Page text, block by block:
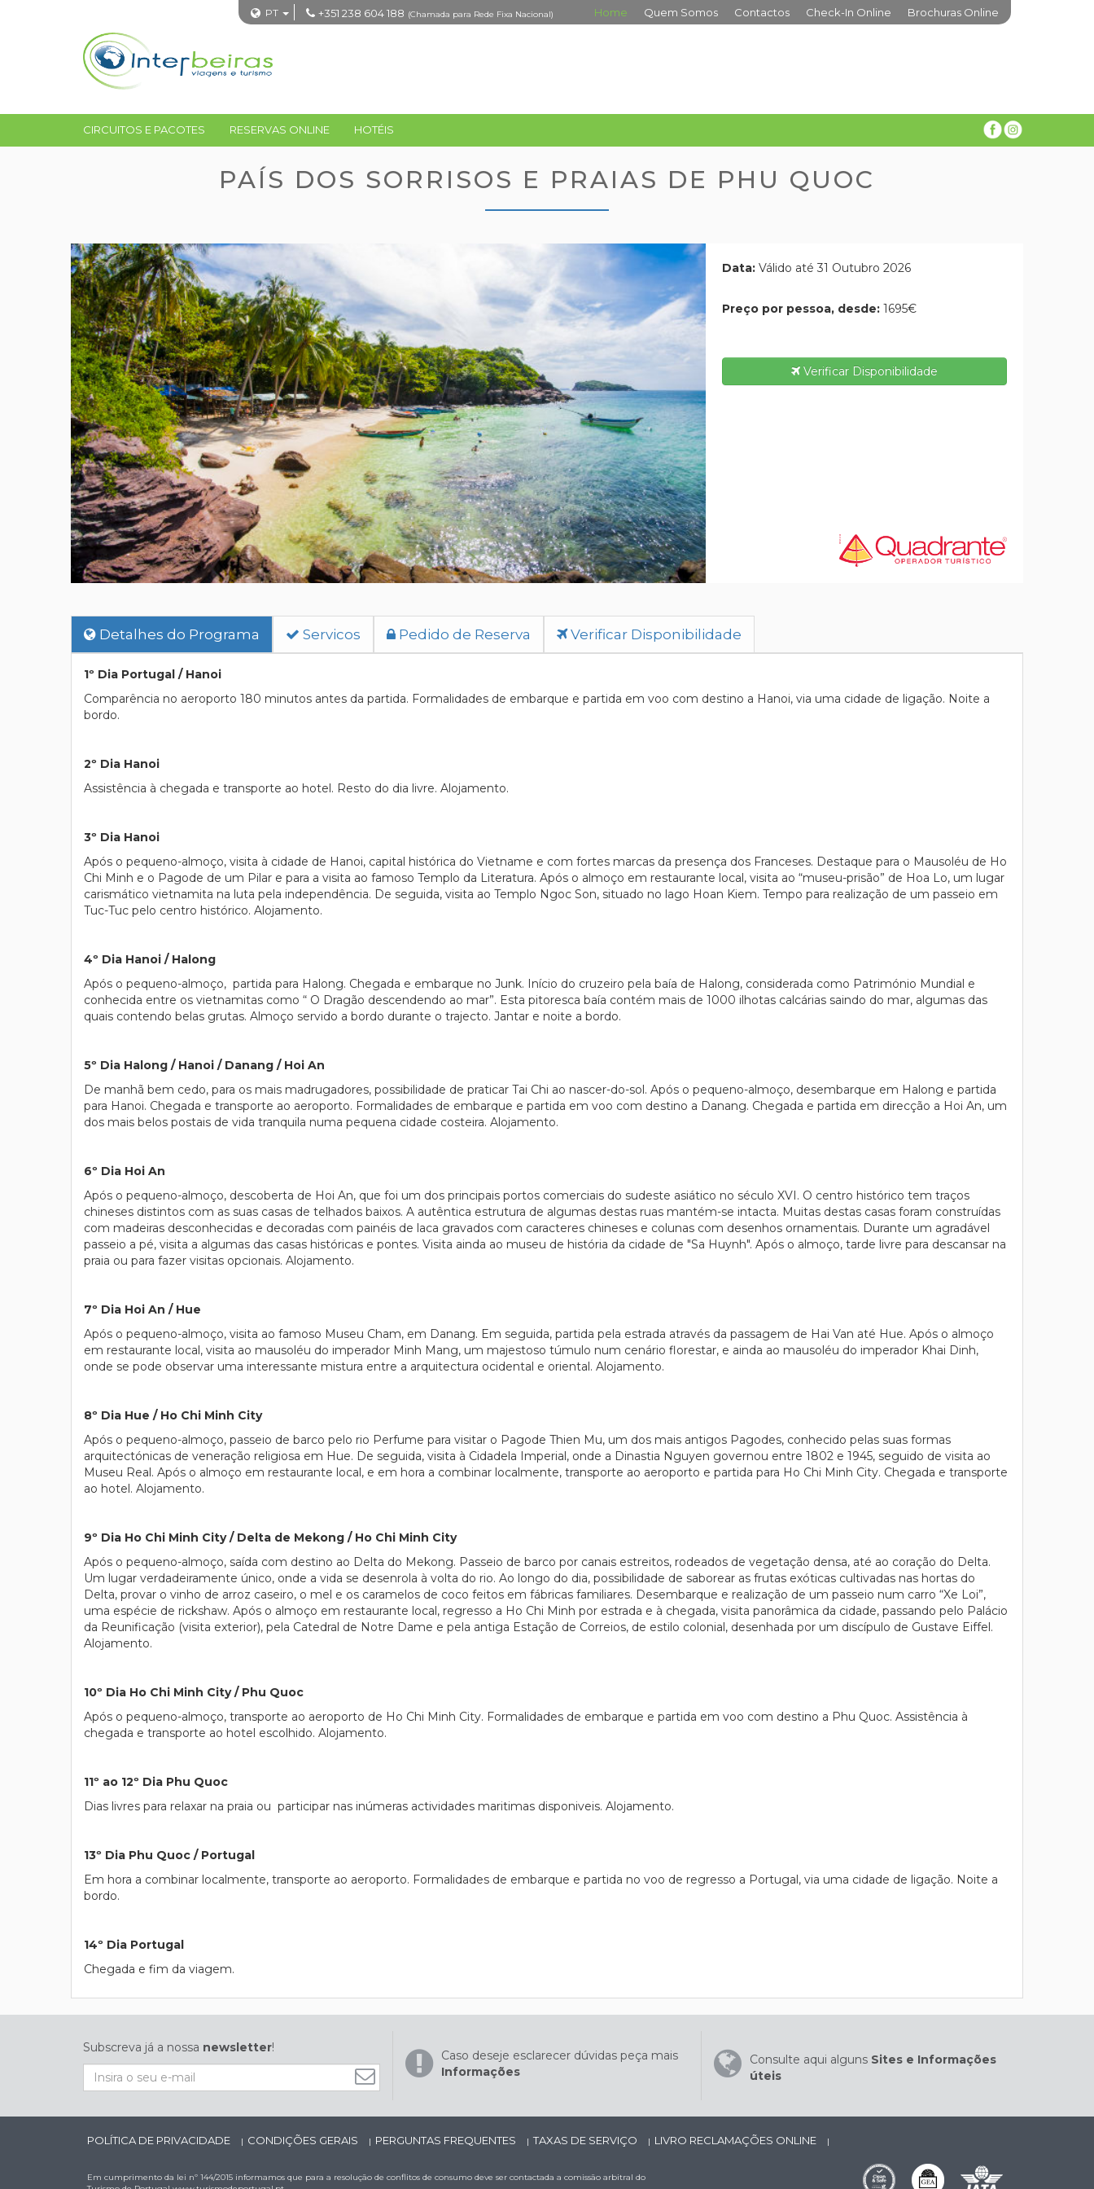
PT +351 238 604 188 (Chamada para Rede Fixa Nacional) Home Quem Somos Contactos Check-In Online Brochuras Online
CIRCUITOS E PACOTES RESERVAS ONLINE HOTÉIS
PAÍS DOS SORRISOS E PRAIAS DE PHU QUOC
Data: Válido até 31 Outubro 2026
Preço por pessoa, desde: 1695€
Verificar Disponibilidade
Detalhes do Programa Servicos Pedido de Reserva Verificar Disponibilidade
1º Dia Portugal / Hanoi
Comparência no aeroporto 180 minutos antes da partida. Formalidades de embarque e partida em voo com destino a Hanoi, via uma cidade de ligação. Noite a
bordo.
2º Dia Hanoi
Assistência à chegada e transporte ao hotel. Resto do dia livre. Alojamento.
3º Dia Hanoi
Após o pequeno-almoço, visita à cidade de Hanoi, capital histórica do Vietname e com fortes marcas da presença dos Franceses. Destaque para o Mausoléu de Ho
Chi Minh e o Pagode de um Pilar e para a visita ao famoso Templo da Literatura. Após o almoço em restaurante local, visita ao “museu-prisão” de Hoa Lo, um lugar
carismático vietnamita na luta pela independência. De seguida, visita ao Templo Ngoc Son, situado no lago Hoan Kiem. Tempo para realização de um passeio em
Tuc-Tuc pelo centro histórico. Alojamento.
4º Dia Hanoi / Halong
Após o pequeno-almoço, partida para Halong. Chegada e embarque no Junk. Início do cruzeiro pela baía de Halong, considerada como Património Mundial e
conhecida entre os vietnamitas como “ O Dragão descendendo ao mar”. Esta pitoresca baía contém mais de 1000 ilhotas calcárias saindo do mar, algumas das
quais contendo belas grutas. Almoço servido a bordo durante o trajecto. Jantar e noite a bordo.
5º Dia Halong / Hanoi / Danang / Hoi An
De manhã bem cedo, para os mais madrugadores, possibilidade de praticar Tai Chi ao nascer-do-sol. Após o pequeno-almoço, desembarque em Halong e partida
para Hanoi. Chegada e transporte ao aeroporto. Formalidades de embarque e partida em voo com destino a Danang. Chegada e partida em direcção a Hoi An, um
dos mais belos postais de vida tranquila numa pequena cidade costeira. Alojamento.
6º Dia Hoi An
Após o pequeno-almoço, descoberta de Hoi An, que foi um dos principais portos comerciais do sudeste asiático no século XVI. O centro histórico tem traços
chineses distintos com as suas casas de telhados baixos. A autêntica estrutura de algumas destas ruas mantém-se intacta. Muitas destas casas foram construídas
com madeiras desconhecidas e decoradas com painéis de laca gravados com caracteres chineses e colunas com desenhos ornamentais. Durante um agradável
passeio a pé, visita a algumas das casas históricas e pontes. Visita ainda ao museu de história da cidade de "Sa Huynh". Após o almoço, tarde livre para descansar na
praia ou para fazer visitas opcionais. Alojamento.
7º Dia Hoi An / Hue
Após o pequeno-almoço, visita ao famoso Museu Cham, em Danang. Em seguida, partida pela estrada através da passagem de Hai Van até Hue. Após o almoço
em restaurante local, visita ao mausoléu do imperador Minh Mang, um majestoso túmulo num cenário florestar, e ainda ao mausoléu do imperador Khai Dinh,
onde se pode observar uma interessante mistura entre a arquitectura ocidental e oriental. Alojamento.
8º Dia Hue / Ho Chi Minh City
Após o pequeno-almoço, passeio de barco pelo rio Perfume para visitar o Pagode Thien Mu, um dos mais antigos Pagodes, conhecido pelas suas formas
arquitectónicas de veneração religiosa em Hue. De seguida, visita à Cidadela Imperial, onde a Dinastia Nguyen governou entre 1802 e 1945, seguido de visita ao
Museu Real. Após o almoço em restaurante local, e em hora a combinar localmente, transporte ao aeroporto e partida para Ho Chi Minh City. Chegada e transporte
ao hotel. Alojamento.
9º Dia Ho Chi Minh City / Delta de Mekong / Ho Chi Minh City
Após o pequeno-almoço, saída com destino ao Delta do Mekong. Passeio de barco por canais estreitos, rodeados de vegetação densa, até ao coração do Delta.
Um lugar verdadeiramente único, onde a vida se desenrola à volta do rio. Ao longo do dia, possibilidade de saborear as frutas exóticas cultivadas nas hortas do
Delta, provar o vinho de arroz caseiro, o mel e os caramelos de coco feitos em fábricas familiares. Desembarque e realização de um passeio num carro “Xe Loi”,
uma espécie de rickshaw. Após o almoço em restaurante local, regresso a Ho Chi Minh por estrada e à chegada, visita panorâmica da cidade, passando pelo Palácio
da Reunificação (visita exterior), pela Catedral de Notre Dame e pela antiga Estação de Correios, de estilo colonial, desenhada por um discípulo de Gustave Eiffel.
Alojamento.
10º Dia Ho Chi Minh City / Phu Quoc
Após o pequeno-almoço, transporte ao aeroporto de Ho Chi Minh City. Formalidades de embarque e partida em voo com destino a Phu Quoc. Assistência à
chegada e transporte ao hotel escolhido. Alojamento.
11º ao 12º Dia Phu Quoc
Dias livres para relaxar na praia ou participar nas inúmeras actividades maritimas disponiveis. Alojamento.
13º Dia Phu Quoc / Portugal
Em hora a combinar localmente, transporte ao aeroporto. Formalidades de embarque e partida no voo de regresso a Portugal, via uma cidade de ligação. Noite a
bordo.
14º Dia Portugal
Chegada e fim da viagem.
Subscreva já a nossa newsletter!
Caso deseje esclarecer dúvidas peça mais
Informações
Consulte aqui alguns Sites e Informações
úteis
POLÍTICA DE PRIVACIDADE | CONDIÇÕES GERAIS | PERGUNTAS FREQUENTES | TAXAS DE SERVIÇO | LIVRO RECLAMAÇÕES ONLINE |
Em cumprimento da lei nº 144/2015 informamos que para a resolução de conflitos de consumo deve ser contactada a comissão arbitral do